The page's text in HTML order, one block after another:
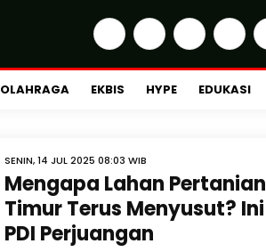
OLAHRAGA EKBIS HYPE EDUKASI
SENIN, 14 JUL 2025 08:03 WIB
Mengapa Lahan
Timur Terus Menyusut?
PDI Perjuangan